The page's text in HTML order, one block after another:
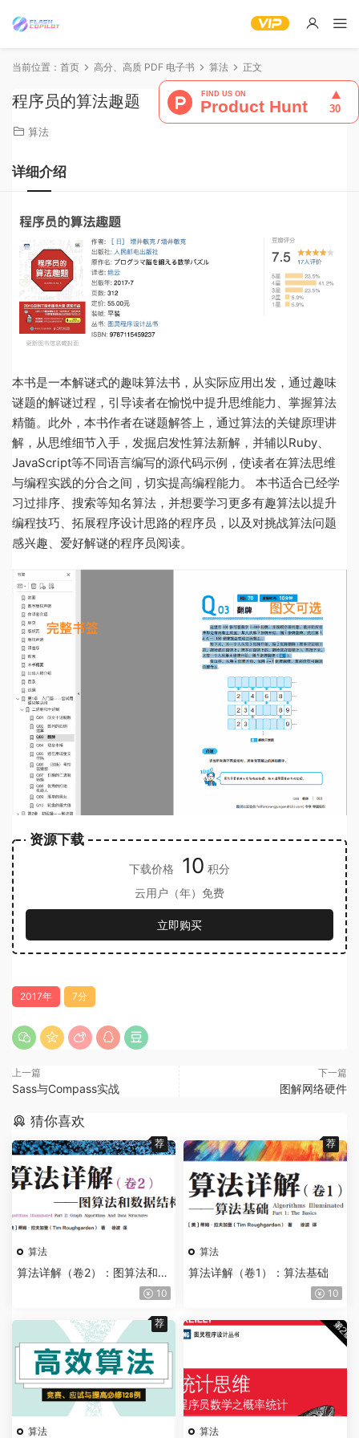
当前位置： 首页 高分、高质 PDF 电子书 算法 正文
程序员的算法趣题
算法
详细介绍
本书是一本解谜式的趣味算法书，从实际应用出发，通过趣味
谜题的解谜过程，引导读者在愉悦中提升思维能力、掌握算法
精髓。此外，本书作者在谜题解答上，通过算法的关键原理讲
解，从思维细节入手，发掘启发性算法新解，并辅以Ruby、
JavaScript等不同语言编写的源代码示例，使读者在算法思维
与编程实践的分合之间，切实提高编程能力。 本书适合已经学
习过排序、搜索等知名算法，并想要学习更多有趣算法以提升
编程技巧、拓展程序设计思路的程序员，以及对挑战算法问题
感兴趣、爱好解谜的程序员阅读。
资源下载
下载价格 10 积分
云用户（年）免费
立即购买
2017年 7分
上一篇
Sass与Compass实战
下一篇
图解网络硬件
猜你喜欢
算法
算法详解（卷2）：图算法和数
10
荐
算法
算法详解（卷1）：算法基础
10
荐
算法
荐
算法